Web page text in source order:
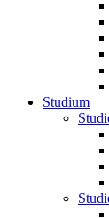
Studium